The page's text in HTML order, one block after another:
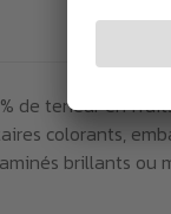
de teneur en
colorants,
brillants ou